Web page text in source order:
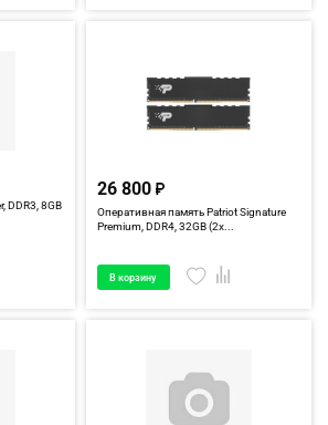
DDR3, 8GB
26 800
Оперативная память Patriot Signature
Premium, DDR4, 32GB (2x...
В корзину